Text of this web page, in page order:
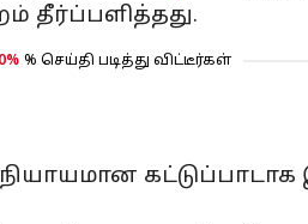
தீர்ப்பளித்தது.
% செய்தி படித்து விட்டீர்கள்
நியாயமான